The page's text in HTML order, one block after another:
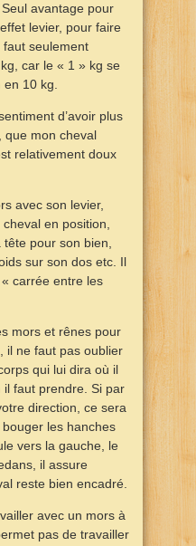
avantage pour
levier, pour faire
faut seulement
car le « 1 » kg se
10 kg.
d’avoir plus
que mon cheval
relativement doux
avec son levier,
en position,
pour son bien,
sur son dos etc. Il
carrée entre les
mors et rênes pour
il ne faut pas oublier
qui lui dira où il
il faut prendre. Si par
direction, ce sera
les hanches
vers la gauche, le
il assure
reste bien encadré.
avec un mors à
pas de travailler